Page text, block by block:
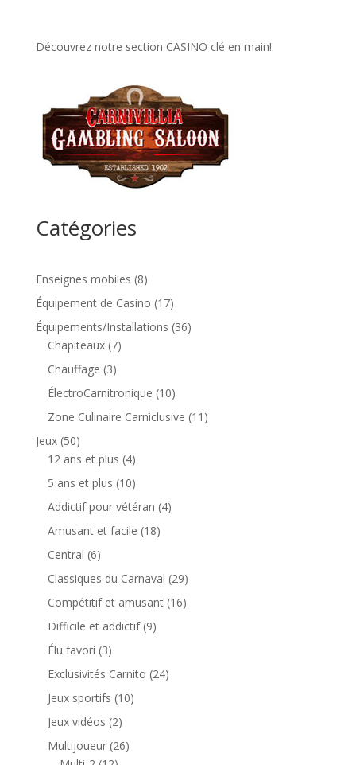
Découvrez notre section CASINO clé en main!
Catégories
Enseignes mobiles 88
produits
Équipement de Casino 1717
produits
Équipements/Installations 3636
Chapiteaux 77
Chauffage 33
produits
ÉlectroCarnitronique 1010
produits
Zone Culinaire Carniclusive 11 11
Jeux 5050
produits
12 ans et plus 44
produits
5 ans et plus 1010
produits
Addictif pour vétéran 44
Amusant et facile 1818
Central 66
produits
Classiques du Carnaval 2929
produits
Compétitif et amusant 1616
Difficile et addictif 99
Élu favori 33
produits
Exclusivités Carnito 2424
Jeux sportifs 1010
Jeux vidéos 22
produits
Multijoueur 2626